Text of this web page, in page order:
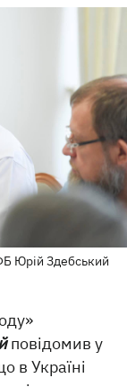
Юрій Здебський
повідомив у
в Україні